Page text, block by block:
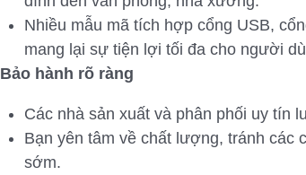
Nhiều mẫu mã tích hợp cổng USB,
mang lại sự tiện lợi tối đa cho người
Bảo hành rõ ràng
Các nhà sản xuất và phân phối uy tín
Bạn yên tâm về chất lượng, tránh các
sớm.